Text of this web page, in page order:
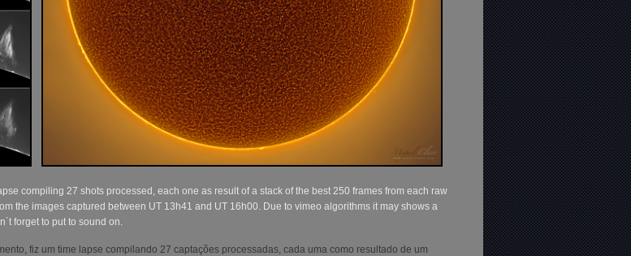
compiling 27 shots processed, each one as result of a stack of the best 250 frames from each raw
the images captured between UT 13h41 and UT 16h00. Due to vimeo algorithms it may shows a
forget to put to sound on.
fiz um time lapse compilando 27 captações processadas, cada uma como resultado de um